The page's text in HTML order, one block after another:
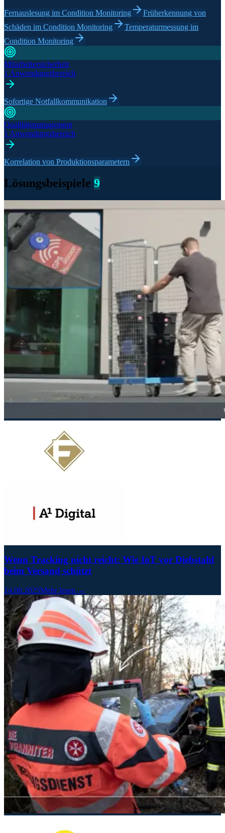
Fernauslesung im Condition Monitoring
Früherkennung von
Schäden im Condition Monitoring
Temperaturmessung im
Condition Monitoring
Mitarbeitersicherheit
1 Anwendungsbereich
Sofortige Notfallkommunikation
Qualitätsmanagement
1 Anwendungsbereich
Korrelation von Produktionsparametern
Lösungsbeispiele 9
Wenn Tracking nicht reicht: Wie IoT vor Diebstahl
beim Versand schützt
14.08.2025Mehr lesen →